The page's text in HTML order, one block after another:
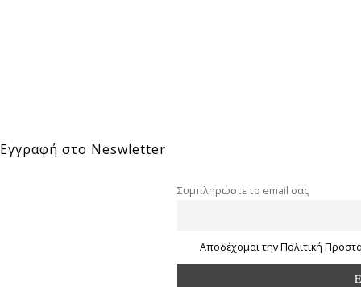
Εγγραφή στο Neswletter
Συμπληρώστε το email σας
Αποδέχομαι την Πολιτική